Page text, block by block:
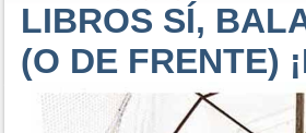
LIBROS SÍ,
(O DE FRENTE)